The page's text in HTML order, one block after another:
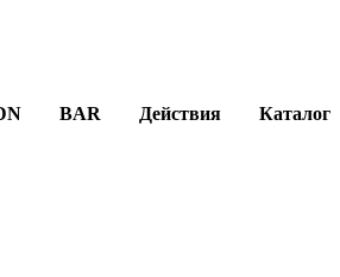
BAR Действия Каталог